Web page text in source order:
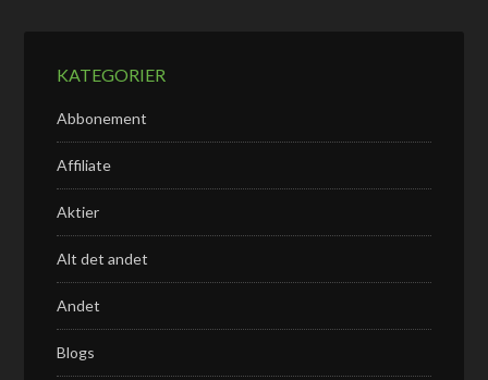
KATEGORIER
Abbonement
Affiliate
Aktier
Alt det andet
Andet
Blogs